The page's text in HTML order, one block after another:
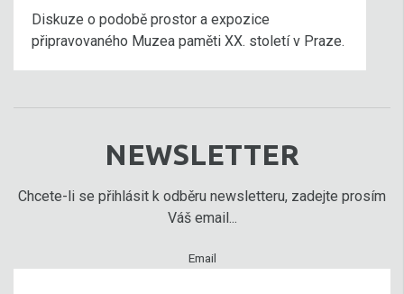
Diskuze o podobě prostor a expozice
připravovaného Muzea paměti XX. století v Praze.
NEWSLETTER
Chcete-li se přihlásit k odběru newsletteru, zadejte prosím
Váš email...
Email